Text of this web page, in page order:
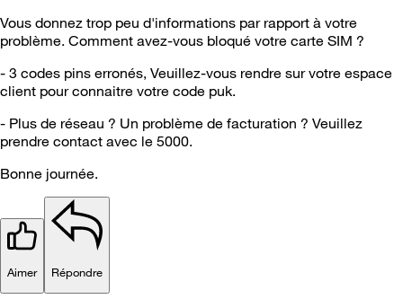
Vous donnez trop peu d'informations par rapport à votre
problème. Comment avez-vous bloqué votre carte SIM ?
- 3 codes pins erronés, Veuillez-vous rendre sur votre espace
client pour connaitre votre code puk.
- Plus de réseau ? Un problème de facturation ? Veuillez
prendre contact avec le 5000.
Bonne journée.
Aimer Répondre